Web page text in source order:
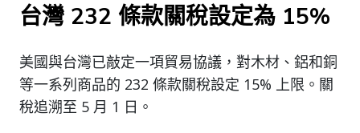
台灣 232 條款關稅設定為 15%
美國與台灣已敲定一項貿易協議，對木材、鋁和銅
等一系列商品的 232 條款關稅設定 15% 上限。關
稅追溯至 5 月 1 日。